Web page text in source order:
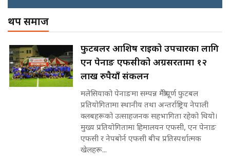
वैधानिकता || Cannabis legalized
राष्ट्रिय सवालमा ९ दल एकजुट ||
Prachanda, Rabi, Gagan Stand
on the Same Page ||
SIDHAKURA ||
सहकारी पीडितसँग मन्त्री प्रतिभा रावलले
भनिन्–साथ दिनुहोस्, दबाब होइन ||
Sidhakura || Pratibha Rawal
SIDHAKURA
पोप्पोको पासोः कमाउने लोभमा घरबार नै
उठिबास | The Dark Side of
'Poppo Live'-SIDHAKURA
INVESTIGATION
मन्त्री आउने बित्तिकै सुरु भएको थियो
घुसको डिल || Raj Kumar Gupta ||
SIDHAKURA ||
थप समाज
फुटबलर आशिष राईको उपचारका लागि
एन पेनाङ एफसीको अग्रसरतामा १२
लाख रुपैयाँ संकलन
मलेसियाको पेनाङमा सम्पन्न मैत्रीपूर्ण फुटबल
प्रतियोगितामा स्थानीय तथा अन्तर्राष्ट्रिय नेपाली
क्लबहरूको उत्साहजनक सहभागिता रहेको थियो।
मुख्य प्रतियोगितामा हिमालयन एफसी, एन पेनाङ
एफसी र नेपबोर्न एफसी बीच प्रतिस्पर्धात्मक
खेलहरू...